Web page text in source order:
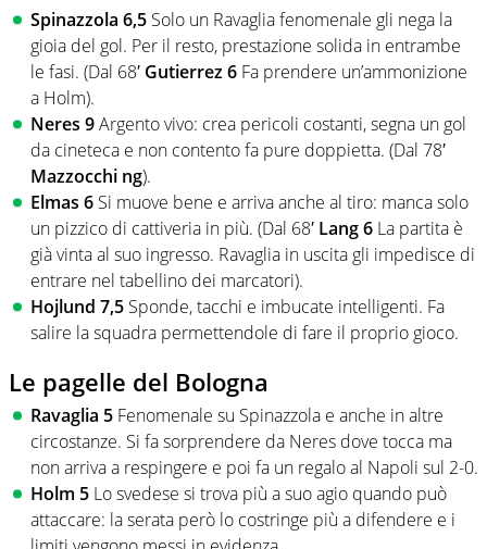
Spinazzola 6,5 Solo un Ravaglia fenomenale gli nega la
gioia del gol. Per il resto, prestazione solida in entrambe
le fasi. (Dal 68′ Gutierrez 6 Fa prendere un’ammonizione
a Holm).
Neres 9Argento vivo: crea pericoli costanti, segna un gol
da cineteca e non contento fa pure doppietta. (Dal 78′
Mazzocchi ng).
Elmas 6 Si muove bene e arriva anche al tiro: manca solo
un pizzico di cattiveria in più. (Dal 68′ Lang 6 La partita è
già vinta al suo ingresso. Ravaglia in uscita gli impedisce di
entrare nel tabellino dei marcatori).
Hojlund 7,5 Sponde, tacchi e imbucate intelligenti. Fa
salire la squadra permettendole di fare il proprio gioco.
Le pagelle del Bologna
Ravaglia 5 Fenomenale su Spinazzola e anche in altre
circostanze. Si fa sorprendere da Neres dove tocca ma
non arriva a respingere e poi fa un regalo al Napoli sul 2-0.
Holm 5 Lo svedese si trova più a suo agio quando può
attaccare: la serata però lo costringe più a difendere e i